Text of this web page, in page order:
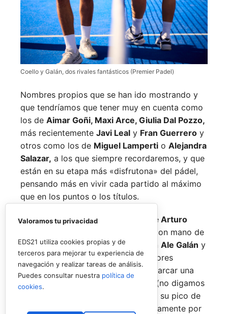
Coello y Galán, dos rivales fantásticos (Premier Padel)
Nombres propios que se han ido mostrando y
que tendríamos que tener muy en cuenta como
los de Aimar Goñi, Maxi Arce, Giulia Dal Pozzo,
más recientemente Javi Leal y Fran Guerrero y
otros como los de Miguel Lamperti o Alejandra
Salazar, a los que siempre recordaremos, y que
están en su etapa más «disfrutona» del pádel,
pensando más en vivir cada partido al máximo
que en los puntos o los títulos.
No por ello hemos de olvidarnos de Arturo
que rigen con mano de
hierro el circuito pero que tienen en Ale Galán y
enFede Chingottoa dos competidores
sublimes. Dos parejas llamadas a marcar una
época por lo difícil que es jugarles (no digamos
ya ganarles) y que cuando están en su pico de
forma, son una delicia y que, precisamente por
Valoramos tu privacidad
EDS21 utiliza cookies propias y de
terceros para mejorar tu experiencia de
navegación y realizar tareas de análisis.
Puedes consultar nuestra política de
cookies.